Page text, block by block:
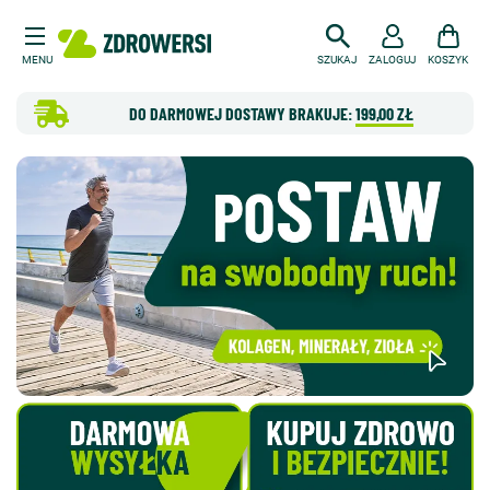
MENU SZUKAJ
DO DARMOWEJ DOSTAWY BRAKUJE:199,00 ZŁ
ZALOGUJ KOSZYK